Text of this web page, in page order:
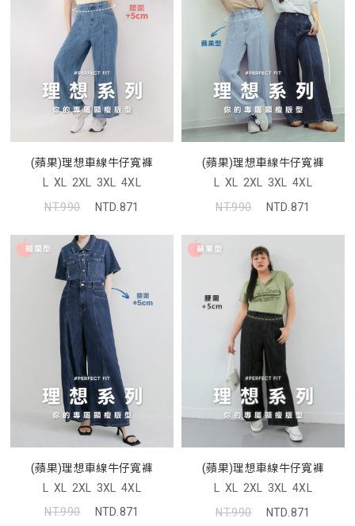
(蘋果)理想車線牛仔寬褲
L XL 2XL 3XL 4XL
NT.990
NTD.871
(蘋果)理想車線牛仔寬褲
L XL 2XL 3XL 4XL
NT.990
NTD.871
(蘋果)理想車線牛仔寬褲
L XL 2XL 3XL 4XL
NT.990
NTD.871
(蘋果)理想車線牛仔寬褲
L XL 2XL 3XL 4XL
NT.990
NTD.871